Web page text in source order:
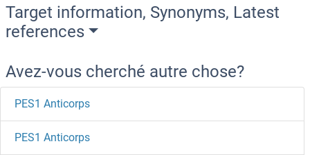
Target information, Synonyms, Latest
references
Avez-vous cherché autre chose?
PES1 Anticorps
PES1 Anticorps